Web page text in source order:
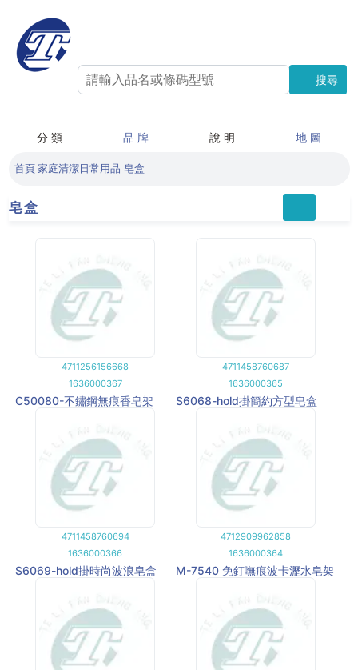
搜尋
搜尋
分 類 品 牌 說 明 地 圖
首頁 家庭清潔日常用品 皂盒
皂盒
4711256156668
1636000367
C50080-不鏽鋼無痕香皂架
4711458760687
1636000365
S6068-hold掛簡約方型皂盒
4711458760694
1636000366
S6069-hold掛時尚波浪皂盒
4712909962858
1636000364
M-7540 免釘嘸痕波卡瀝水皂架